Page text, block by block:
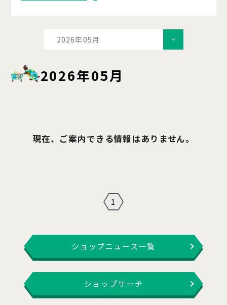
2026年05月
2026年05月
現在、ご案内できる情報はありません。
1
ショップニュース一覧
ショップサーチ